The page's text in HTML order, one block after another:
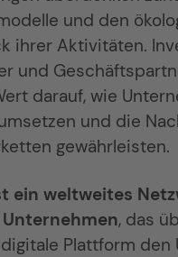
und den
ihrer Aktivitäten.
und
darauf, wie
und die
gewährleisten.
ein weltweites
, das
Plattform den